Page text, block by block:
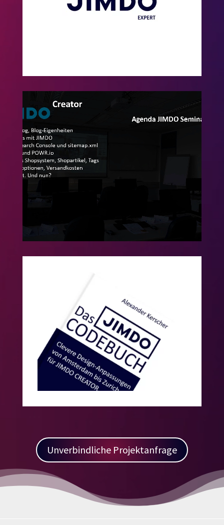
Beim JIMDO Creator macht uns keiner
Player
Das JIMDO Seminar
mit Alexander Kerscher
Mehr als 6 Stunden Video-Seminar von
Creator
Jimdo Handbücher
Codes & Know How
Werden Sie zum JIMDO-Profi ohne
Code-Kenntnisse mit den Bestsellern
von Alexander Kerscher
Unverbindliche Projektanfrage